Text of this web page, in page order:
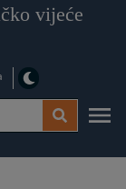
vijeće